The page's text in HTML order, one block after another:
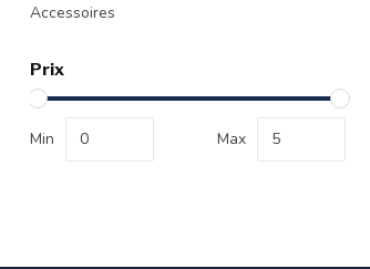
Accessoires
Prix
Min Max